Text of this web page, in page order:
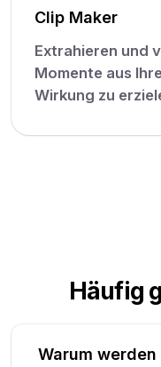
Clip Maker
Extrahieren und
Momente aus
Wirkung zu
Häufig
Warum